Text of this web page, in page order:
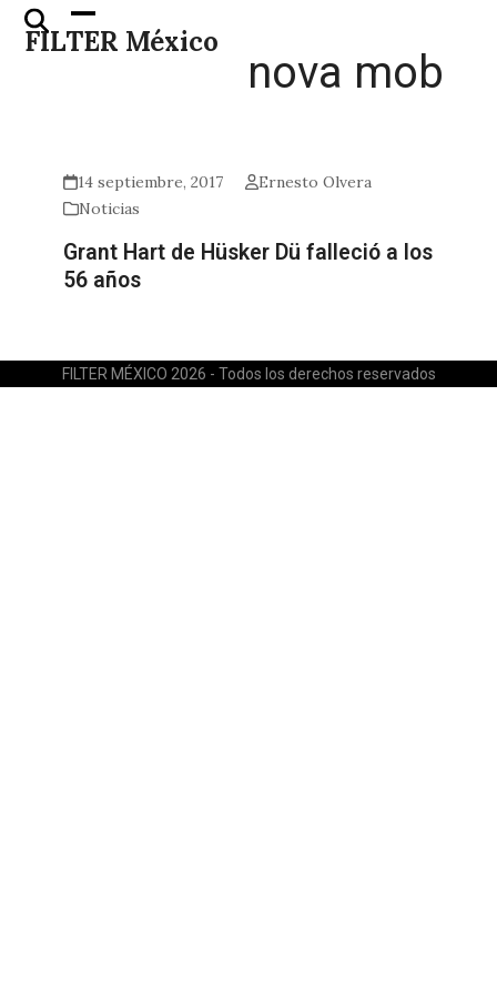
Skip
FILTER México
Open
mobile
Close
mobile
nova mob
14 septiembre, 2017
Ernesto Olvera
Noticias
Grant Hart de Hüsker Dü falleció a los
56 años
FILTER MÉXICO 2026 - Todos los derechos reservados